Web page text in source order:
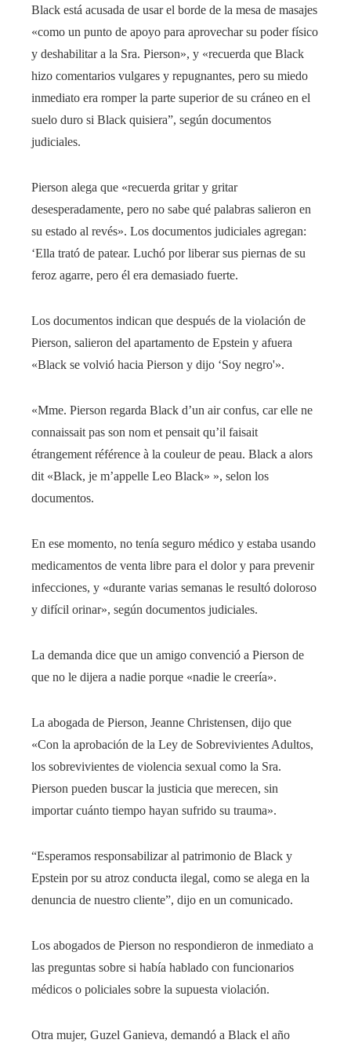
Black está acusada de usar el borde de la mesa de masajes
«como un punto de apoyo para aprovechar su poder físico
y deshabilitar a la Sra. Pierson», y «recuerda que Black
hizo comentarios vulgares y repugnantes, pero su miedo
inmediato era romper la parte superior de su cráneo en el
suelo duro si Black quisiera”, según documentos
judiciales.
Pierson alega que «recuerda gritar y gritar
desesperadamente, pero no sabe qué palabras salieron en
su estado al revés». Los documentos judiciales agregan:
‘Ella trató de patear. Luchó por liberar sus piernas de su
feroz agarre, pero él era demasiado fuerte.
Los documentos indican que después de la violación de
Pierson, salieron del apartamento de Epstein y afuera
«Black se volvió hacia Pierson y dijo ‘Soy negro'».
«Mme. Pierson regarda Black d’un air confus, car elle ne
connaissait pas son nom et pensait qu’il faisait
étrangement référence à la couleur de peau. Black a alors
dit «Black, je m’appelle Leo Black» », selon los
documentos.
En ese momento, no tenía seguro médico y estaba usando
medicamentos de venta libre para el dolor y para prevenir
infecciones, y «durante varias semanas le resultó doloroso
y difícil orinar», según documentos judiciales.
La demanda dice que un amigo convenció a Pierson de
que no le dijera a nadie porque «nadie le creería».
La abogada de Pierson, Jeanne Christensen, dijo que
«Con la aprobación de la Ley de Sobrevivientes Adultos,
los sobrevivientes de violencia sexual como la Sra.
Pierson pueden buscar la justicia que merecen, sin
importar cuánto tiempo hayan sufrido su trauma».
“Esperamos responsabilizar al patrimonio de Black y
Epstein por su atroz conducta ilegal, como se alega en la
denuncia de nuestro cliente”, dijo en un comunicado.
Los abogados de Pierson no respondieron de inmediato a
las preguntas sobre si había hablado con funcionarios
médicos o policiales sobre la supuesta violación.
Otra mujer, Guzel Ganieva, demandó a Black el año